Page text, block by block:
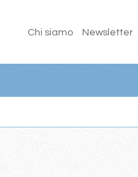
Chi siamo Newsletter